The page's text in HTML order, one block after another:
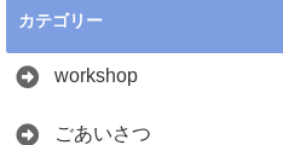
カテゴリー
workshop
ごあいさつ